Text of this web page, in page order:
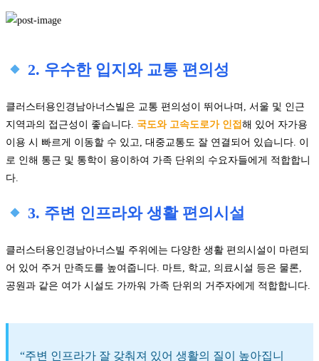
2. 우수한 입지와 교통 편의성
클러스터용인경남아너스빌은 교통 편의성이 뛰어나며, 서울 및 인근
지역과의 접근성이 좋습니다. 국도와 고속도로가 인접 해 있어 자가용
이용 시 빠르게 이동할 수 있고, 대중교통도 잘 연결되어 있습니다. 이
로 인해 통근 및 통학이 용이하여 가족 단위의 수요자들에게 적합합니
다.
3. 주변 인프라와 생활 편의시설
클러스터용인경남아너스빌 주위에는 다양한 생활 편의시설이 마련되
어 있어 주거 만족도를 높여줍니다. 마트, 학교, 의료시설 등은 물론,
공원과 같은 여가 시설도 가까워 가족 단위의 거주자에게 적합합니다.
“주변 인프라가 잘 갖춰져 있어 생활의 질이 높아집니